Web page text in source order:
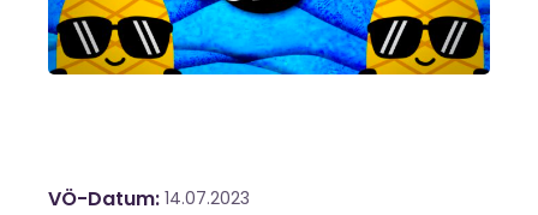
VÖ-Datum 14.07.2023